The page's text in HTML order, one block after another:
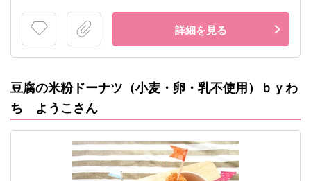
詳細を見る
豆腐の米粉ドーナツ（小麦・卵・乳不使用）ｂｙわ
ち ようこさん